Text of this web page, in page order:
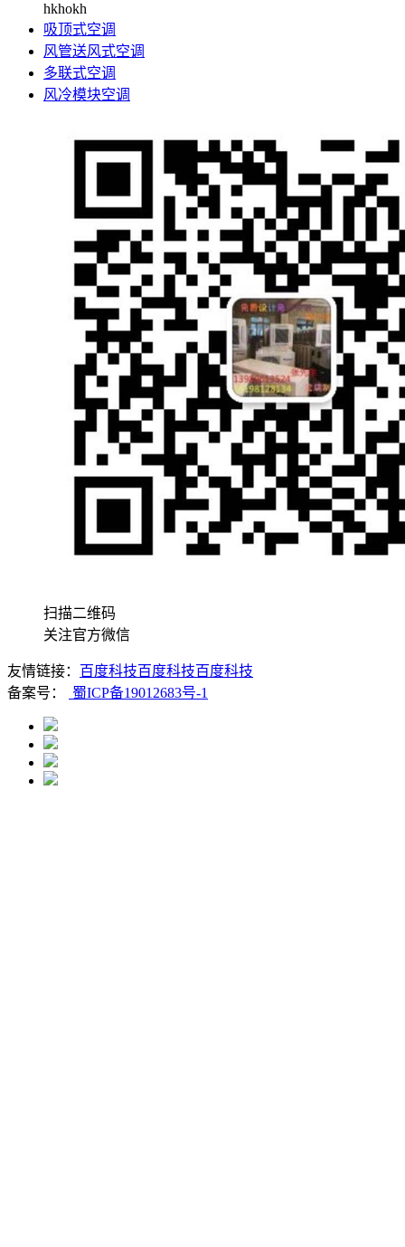
hkhokh
吸顶式空调
风管送风式空调
多联式空调
风冷模块空调
扫描二维码
关注官方微信
友情链接： 百度科技百度科技百度科技
备案号：
蜀ICP备19012683号-1